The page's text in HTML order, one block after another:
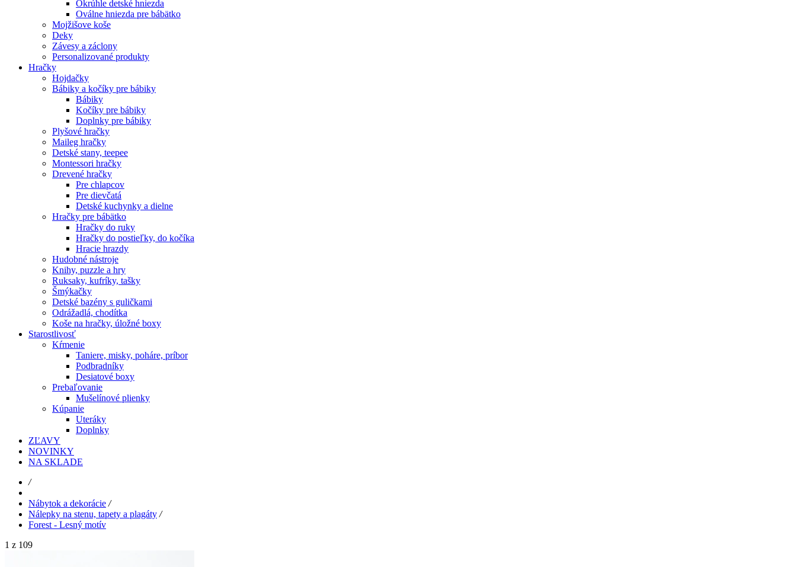
Okrúhle detské hniezda
Oválne hniezda pre bábätko
Mojžišove koše
Deky
Závesy a záclony
Personalizované produkty
Hračky
Hojdačky
Bábiky a kočíky pre bábiky
Bábiky
Kočíky pre bábiky
Doplnky pre bábiky
Plyšové hračky
Maileg hračky
Detské stany, teepee
Montessori hračky
Drevené hračky
Pre chlapcov
Pre dievčatá
Detské kuchynky a dielne
Hračky pre bábätko
Hračky do ruky
Hračky do postieľky, do kočíka
Hracie hrazdy
Hudobné nástroje
Knihy, puzzle a hry
Ruksaky, kufríky, tašky
Šmýkačky
Detské bazény s guličkami
Odrážadlá, chodítka
Koše na hračky, úložné boxy
Starostlivosť
Kŕmenie
Taniere, misky, poháre, príbor
Podbradníky
Desiatové boxy
Prebaľovanie
Mušelínové plienky
Kúpanie
Uteráky
Doplnky
ZĽAVY
NOVINKY
NA SKLADE
/
Nábytok a dekorácie /
Nálepky na stenu, tapety a plagáty /
Forest - Lesný motív
1 z 109